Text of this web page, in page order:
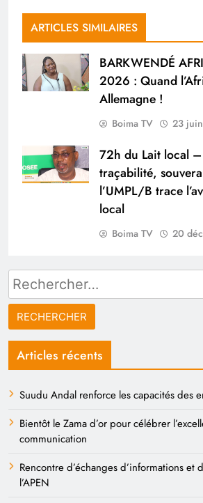
ARTICLES SIMILAIRES
BARKWENDÉ
2026 : Quand
Allemagne !
Boima TV 23
72h du Lait local
traçabilité,
l’UMPL/B trace
local
Boima TV 20
Rechercher :
Articles récents
Suudu Andal renforce les capacités des
Bientôt le Zama d’or pour célébrer
communication
Rencontre d’échanges d’informations et
l’APEN